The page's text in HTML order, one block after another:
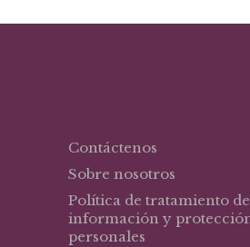
Contáctenos
Sobre nosotros
Política de tratamiento
información y
personales